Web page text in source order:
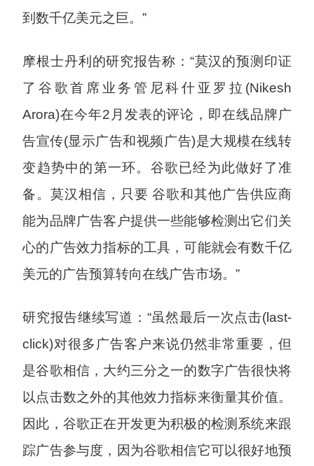
到数千亿美元之巨。”
摩根士丹利的研究报告称：“莫汉的预测印证
了谷歌首席业务管尼科什亚罗拉(Nikesh
Arora)在今年2月发表的评论，即在线品牌广
告宣传(显示广告和视频广告)是大规模在线转
变趋势中的第一环。谷歌已经为此做好了准
备。莫汉相信，只要 谷歌和其他广告供应商
能为品牌广告客户提供一些能够检测出它们关
心的广告效力指标的工具，可能就会有数千亿
美元的广告预算转向在线广告市场。”
研究报告继续写道：“虽然最后一次点击(last-
click)对很多广告客户来说仍然非常重要，但
是谷歌相信，大约三分之一的数字广告很快将
以点击数之外的其他效力指标来衡量其价值。
因此，谷歌正在开发更为积极的检测系统来跟
踪广告参与度，因为谷歌相信它可以很好地预